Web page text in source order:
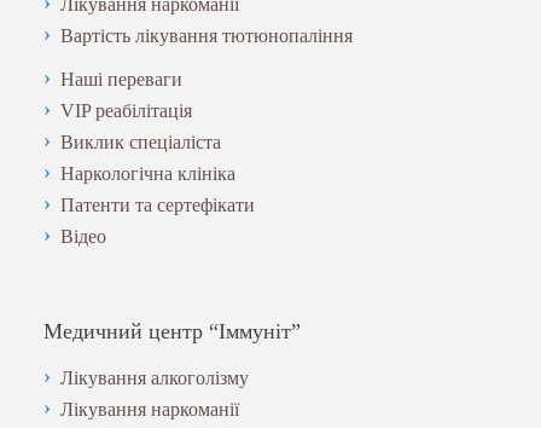
Вартість лікування тютюнопаління
Наші переваги
VIP реабілітація
Виклик спеціаліста
Наркологічна клініка
Патенти та сертефікати
Відео
Медичний центр “Іммуніт”
Лікування алкоголізму
Лікування наркоманії